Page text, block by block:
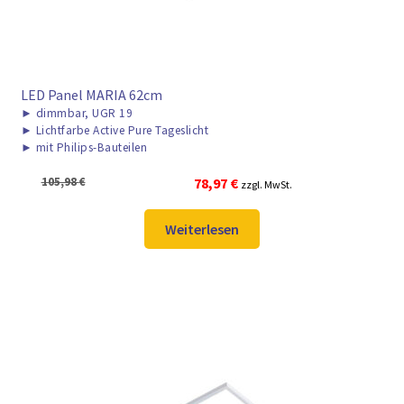
LED Panel MARIA 62cm
► dimmbar, UGR 19
► Lichtfarbe Active Pure Tageslicht
► mit Philips-Bauteilen
105,98€
Ursprünglicher
war:
105,98 €
78,97 €Aktueller
ist:
78,97 €.
zzgl. MwSt.
Weiterlesen